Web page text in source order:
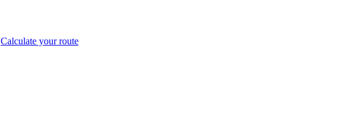
Calculate your route